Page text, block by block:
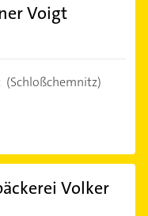
Voigt
(Schloßchemnitz)
Volker